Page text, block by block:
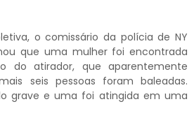
o comissário da polícia de NY
que uma mulher foi encontrada
do atirador, que aparentemente
seis pessoas foram baleadas.
grave e uma foi atingida em uma